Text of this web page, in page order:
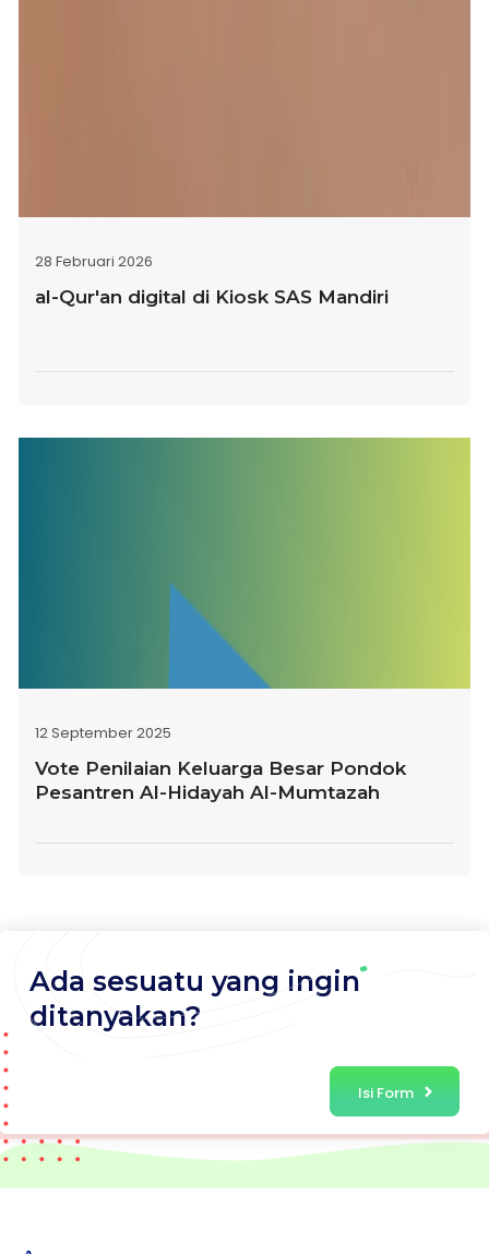
28 Februari 2026
al-Qur'an digital di Kiosk SAS Mandiri
12 September 2025
Vote Penilaian Keluarga Besar Pondok
Pesantren Al-Hidayah Al-Mumtazah
Ada sesuatu yang ingin
ditanyakan?
Isi Form